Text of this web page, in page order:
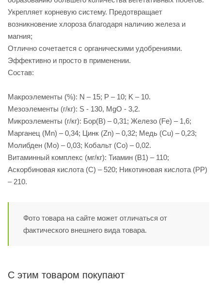
Укрепляет корневую систему. Предотвращает
возникновение хлороза благодаря наличию железа и
магния;
Отлично сочетается с органическими удобрениями.
Эффективно и просто в применении.
Состав:
Макроэлементы (%): N – 15; P – 10; K – 10.
Мезоэлементы (г/кг): S - 130, MgO - 3,2.
Микроэлементы (г/кг): Бор(В) – 0,31; Железо (Fe) – 1,6;
Марганец (Мn) – 0,34; Цинк (Zn) – 0,32; Медь (Cu) – 0,23;
Молибден (Мо) – 0,03; Кобальт (Со) – 0,02.
Витаминный комплекс (мг/кг): Тиамин (В1) – 110;
Аскорбиновая кислота (С) – 520; Никотиновая кислота (РР)
– 210.
Фото товара на сайте может отличаться от
фактического внешнего вида товара.
С этим товаром покупают